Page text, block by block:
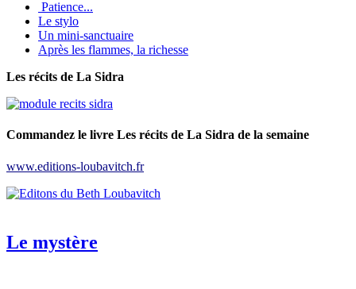
Patience...
Le stylo
Un mini-sanctuaire
Après les flammes, la richesse
Les récits de La Sidra
Commandez le livre Les récits de La Sidra de la semaine
www.editions-loubavitch.fr
Le mystère